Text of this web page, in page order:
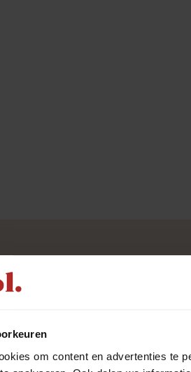
om content en advertenties te
jaloezie van het merk
35 mm en is geschikt voor in
jaloezie op maat maken;
decoratieve opties en